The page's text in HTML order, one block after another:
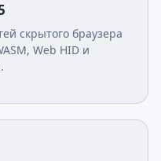
скрытого браузера
Web HID и